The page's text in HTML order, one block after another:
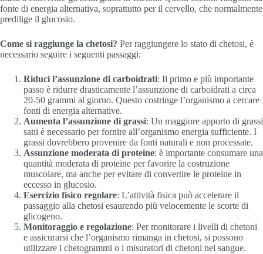
fonte di energia alternativa, soprattutto per il cervello, che normalmente
predilige il glucosio.
Come si raggiunge la chetosi? Per raggiungere lo stato di chetosi, è
necessario seguire i seguenti passaggi:
Riduci l’assunzione di carboidrati: Il primo e più importante
passo è ridurre drasticamente l’assunzione di carboidrati a circa
20-50 grammi al giorno. Questo costringe l’organismo a cercare
fonti di energia alternative.
Aumenta l’assunzione di grassi: Un maggiore apporto di grassi
sani è necessario per fornire all’organismo energia sufficiente. I
grassi dovrebbero provenire da fonti naturali e non processate.
Assunzione moderata di proteine: è importante consumare una
quantità moderata di proteine per favorire la costruzione
muscolare, ma anche per evitare di convertire le proteine in
eccesso in glucosio.
Esercizio fisico regolare: L’attività fisica può accelerare il
passaggio alla chetosi esaurendo più velocemente le scorte di
glicogeno.
Monitoraggio e regolazione: Per monitorare i livelli di chetoni
e assicurarsi che l’organismo rimanga in chetosi, si possono
utilizzare i chetogrammi o i misuratori di chetoni nel sangue.